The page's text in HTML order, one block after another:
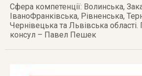
Сфера компетенції: Волинська,
ІваноФранківська, Рівненська,
Чернівецька та Львівська області.
консул – Павел Пешек